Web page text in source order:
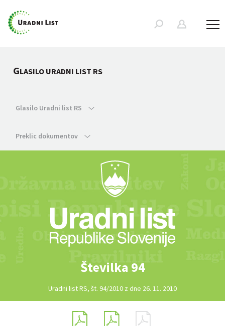
GLASILO URADNI LIST RS
Glasilo Uradni list RS
Preklic dokumentov
Številka 94
Uradni list RS, št. 94/2010 z dne 26. 11. 2010